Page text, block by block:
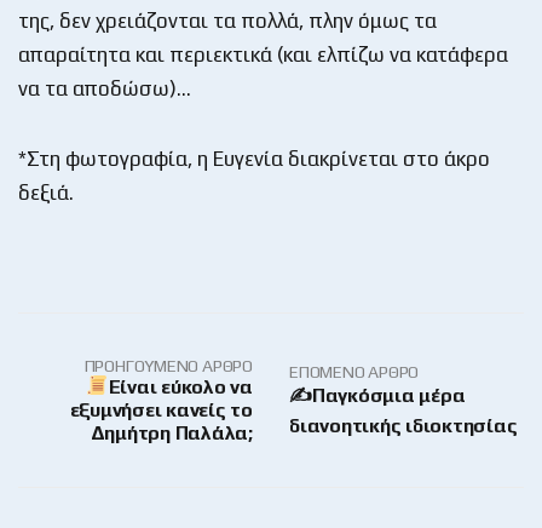
της, δεν χρειάζονται τα πολλά, πλην όμως τα
απαραίτητα και περιεκτικά (και ελπίζω να κατάφερα
να τα αποδώσω)…
*Στη φωτογραφία, η Ευγενία διακρίνεται στο άκρο
δεξιά.
ΠΡΟΗΓΟΎΜΕΝΟ ΆΡΘΡΟ
Είναι εύκολο να
εξυμνήσει κανείς το
Δημήτρη Παλάλα;
ΕΠΌΜΕΝΟ ΆΡΘΡΟ
✍Παγκόσμια μέρα
διανοητικής ιδιοκτησίας